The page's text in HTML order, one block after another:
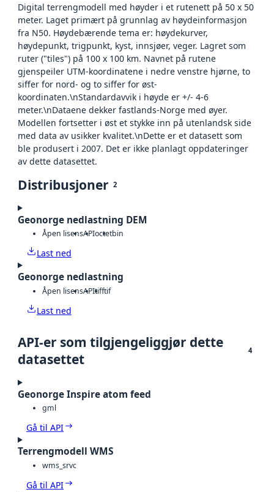
Digital terrengmodell med høyder i et rutenett på 50 x 50
meter. Laget primært på grunnlag av høydeinformasjon
fra N50. Høydebærende tema er: høydekurver,
høydepunkt, trigpunkt, kyst, innsjøer, veger. Lagret som
ruter ("tiles") på 100 x 100 km. Navnet på rutene
gjenspeiler UTM-koordinatene i nedre venstre hjørne, to
siffer for nord- og to siffer for øst-
koordinaten.\nStandardavvik i høyde er +/- 4-6
meter.\nDataene dekker fastlands-Norge med øyer.
Modellen fortsetter i øst et stykke inn på utenlandsk side
med data av usikker kvalitet.\nDette er et datasett som
ble produsert i 2007. Det er ikke planlagt oppdateringer
av dette datasettet.
Distribusjoner 2
Geonorge nedlastning DEM
Åpen lisensAPIoctetbin
Last ned
Geonorge nedlastning
Åpen lisensAPItifftif
Last ned
API-er som tilgjengeliggjør dette
datasettet
4
Geonorge Inspire atom feed
gml
Gå til API
Terrengmodell WMS
wms_srvc
Gå til API